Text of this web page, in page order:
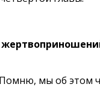
мы об этом